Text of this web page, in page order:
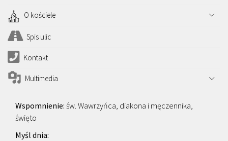
O kościele
Spis ulic
Kontakt
Multimedia
św. Wawrzyńca, diakona i męczennika,
święto